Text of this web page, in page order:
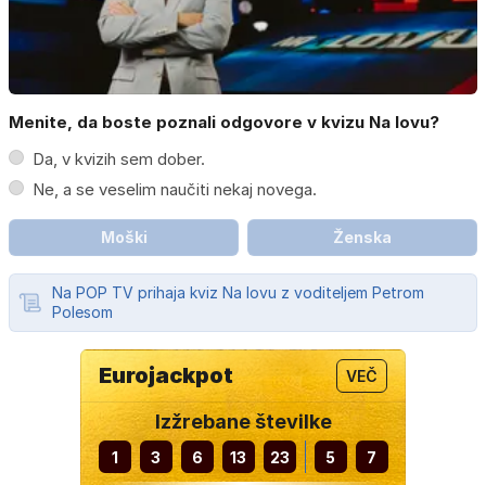
Menite, da boste poznali odgovore v kvizu Na lovu?
Da, v kvizih sem dober.
Ne, a se veselim naučiti nekaj novega.
Moški Ženska
Na POP TV prihaja kviz Na lovu z voditeljem Petrom
Polesom
Eurojackpot VEČ
Izžrebane številke
1 3 6 13 23 5 7